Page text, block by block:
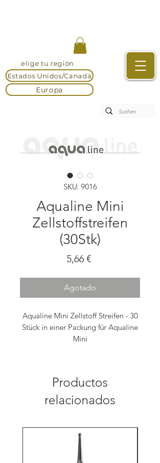
elige tu región
Estados Unidos/Canadá
Europa
SKU: 9016
Aqualine Mini
Zellstoffstreifen
(30Stk)
5,66 €Precio
Agotado
Aqualine Mini Zellstoff Streifen - 30
Stück in einer Packung für Aqualine
Mini
Productos
relacionados